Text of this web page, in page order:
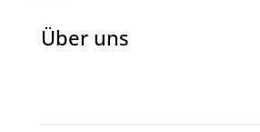
Über uns